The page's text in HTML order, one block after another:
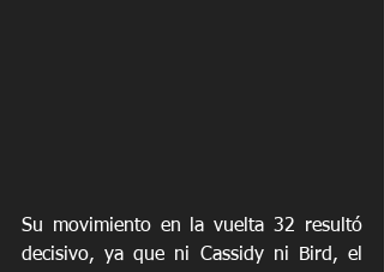
Su movimiento en la vuelta 32 resultó
decisivo, ya que ni Cassidy ni Bird, el